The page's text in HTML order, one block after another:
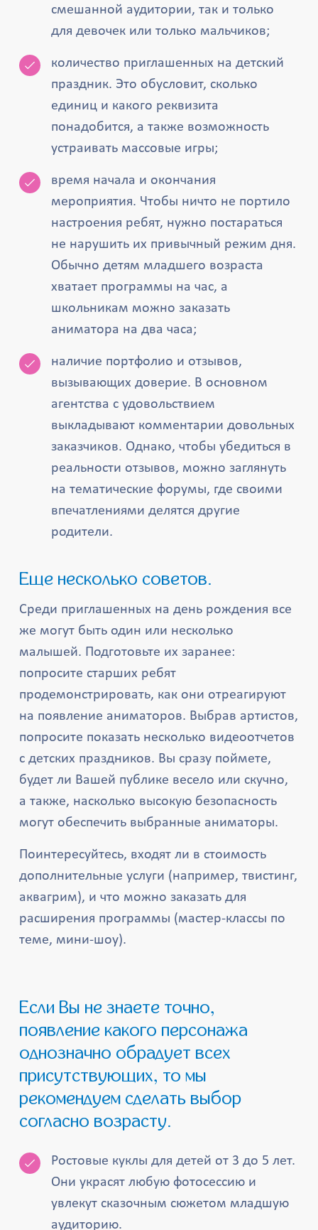
смешанной аудитории, так и только
для девочек или только мальчиков;
количество приглашенных на детский
праздник. Это обусловит, сколько
единиц и какого реквизита
понадобится, а также возможность
устраивать массовые игры;
время начала и окончания
мероприятия. Чтобы ничто не портило
настроения ребят, нужно постараться
не нарушить их привычный режим дня.
Обычно детям младшего возраста
хватает программы на час, а
школьникам можно заказать
аниматора на два часа;
наличие портфолио и отзывов,
вызывающих доверие. В основном
агентства с удовольствием
выкладывают комментарии довольных
заказчиков. Однако, чтобы убедиться в
реальности отзывов, можно заглянуть
на тематические форумы, где своими
впечатлениями делятся другие
родители.
Еще несколько советов.
Среди приглашенных на день рождения все
же могут быть один или несколько
малышей. Подготовьте их заранее:
попросите старших ребят
продемонстрировать, как они отреагируют
на появление аниматоров. Выбрав артистов,
попросите показать несколько видеоотчетов
с детских праздников. Вы сразу поймете,
будет ли Вашей публике весело или скучно,
а также, насколько высокую безопасность
могут обеспечить выбранные аниматоры.
Поинтересуйтесь, входят ли в стоимость
дополнительные услуги (например, твистинг,
аквагрим), и что можно заказать для
расширения программы (мастер-классы по
теме, мини-шоу).
Если Вы не знаете точно,
появление какого персонажа
однозначно обрадует всех
присутствующих, то мы
рекомендуем сделать выбор
согласно возрасту.
Ростовые куклы для детей от 3 до 5 лет.
Они украсят любую фотосессию и
увлекут сказочным сюжетом младшую
аудиторию.